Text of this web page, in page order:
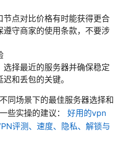
节点对比价格有时能获得更合
遵守商家的使用条款，不要涉
选择最近的服务器并确保稳定
和丢包的关键。
同场景下的最佳服务器选择和
些实操的建议： 好用的vpn
评测、速度、隐私、解锁与